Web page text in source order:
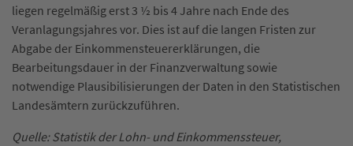
liegen regelmäßig erst 3 ½ bis 4 Jahre nach Ende des
Veranlagungsjahres vor. Dies ist auf die langen Fristen zur
Abgabe der Einkommensteuererklärungen, die
Bearbeitungsdauer in der Finanzverwaltung sowie
notwendige Plausibilisierungen der Daten in den Statistischen
Landesämtern zurückzuführen.
Quelle: Statistik der Lohn- und Einkommenssteuer,